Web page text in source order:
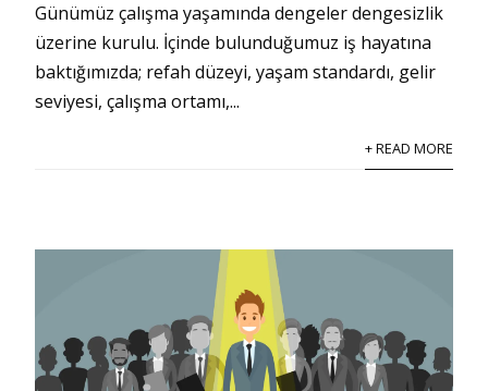
Günümüz çalışma yaşamında dengeler dengesizlik
üzerine kurulu. İçinde bulunduğumuz iş hayatına
baktığımızda; refah düzeyi, yaşam standardı, gelir
seviyesi, çalışma ortamı,...
+ READ MORE